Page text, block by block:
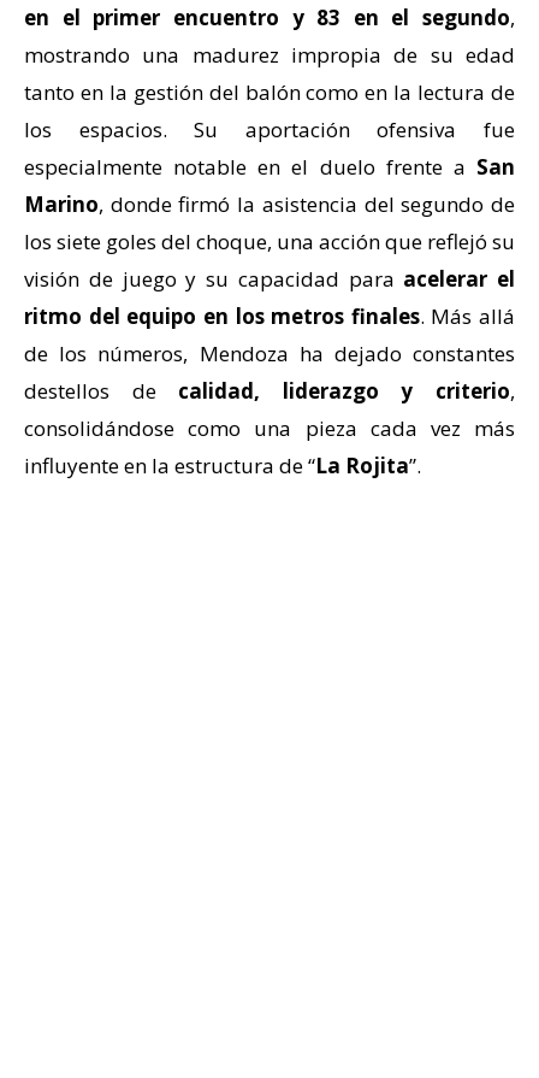
en el primer encuentro y 83 en el segundo,
mostrando una madurez impropia de su edad
tanto en la gestión del balón como en la lectura de
los espacios. Su aportación ofensiva fue
especialmente notable en el duelo frente a San
Marino, donde firmó la asistencia del segundo de
los siete goles del choque, una acción que reflejó su
visión de juego y su capacidad para acelerar el
ritmo del equipo en los metros finales. Más allá
de los números, Mendoza ha dejado constantes
destellos de calidad, liderazgo y criterio,
consolidándose como una pieza cada vez más
influyente en la estructura de “La Rojita”.